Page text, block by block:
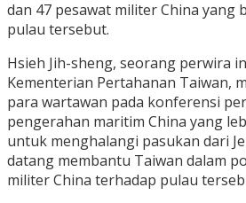
dan 47 pesawat militer China yang
pulau tersebut.
Hsieh Jih-sheng, seorang perwira
Kementerian Pertahanan Taiwan,
para wartawan pada konferensi
pengerahan maritim China yang
untuk menghalangi pasukan dari
datang membantu Taiwan dalam
militer China terhadap pulau